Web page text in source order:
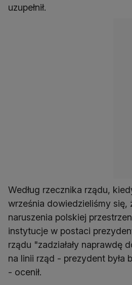
uzupełnił.
Według rzecznika rządu,
września dowiedzieliśmy się,
naruszenia polskiej
instytucje w postaci
rządu "zadziałały naprawdę
na linii rząd - prezydent była
- ocenił.